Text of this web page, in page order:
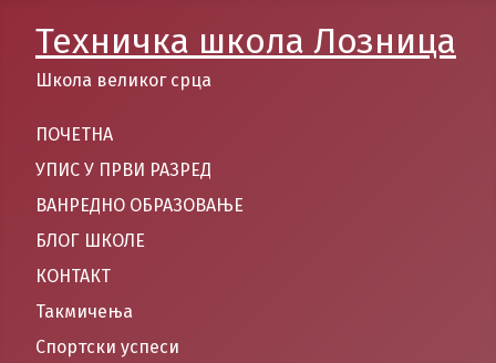
Техничка школа Лозница
Школа великог срца
ПОЧЕТНА
УПИС У ПРВИ РАЗРЕД
ВАНРЕДНО ОБРАЗОВАЊЕ
БЛОГ ШКОЛЕ
КОНТАКТ
Такмичења
Спортски успеси